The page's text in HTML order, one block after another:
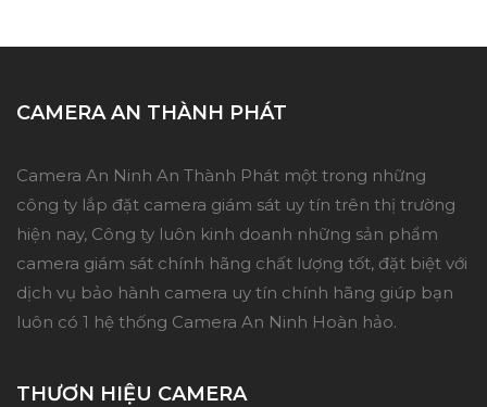
CAMERA AN THÀNH PHÁT
Camera An Ninh An Thành Phát một trong những
công ty lắp đặt camera giám sát uy tín trên thị trường
hiện nay, Công ty luôn kinh doanh những sản phẩm
camera giám sát chính hãng chất lượng tốt, đặt biệt với
dịch vụ bảo hành camera uy tín chính hãng giúp bạn
luôn có 1 hệ thống Camera An Ninh Hoàn hảo.
THƯƠN HIỆU CAMERA